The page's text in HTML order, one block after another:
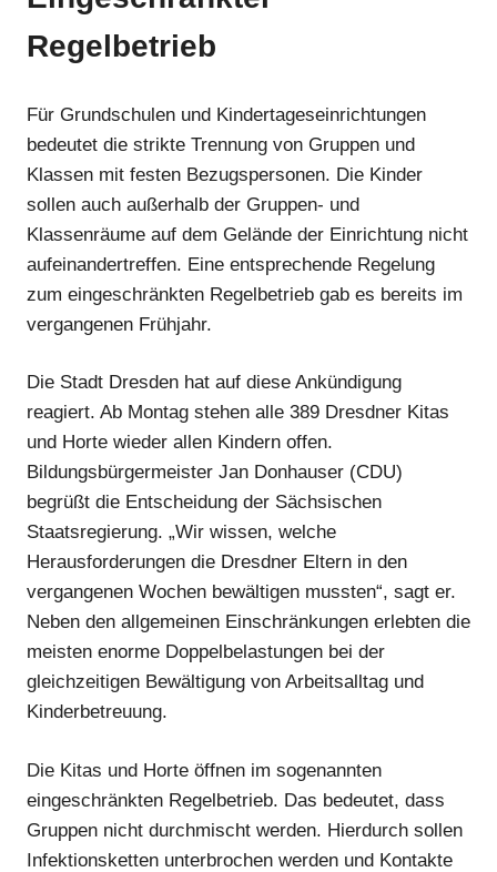
Anzeige
Anzeige
Anzeige
Anzeige
Anzeige
Regelbetrieb
Für Grundschulen und Kindertageseinrichtungen
bedeutet die strikte Trennung von Gruppen und
Klassen mit festen Bezugspersonen. Die Kinder
sollen auch außerhalb der Gruppen- und
Klassenräume auf dem Gelände der Einrichtung nicht
aufeinandertreffen. Eine entsprechende Regelung
zum eingeschränkten Regelbetrieb gab es bereits im
vergangenen Frühjahr.
Die Stadt Dresden hat auf diese Ankündigung
reagiert. Ab Montag stehen alle 389 Dresdner Kitas
und Horte wieder allen Kindern offen.
Bildungsbürgermeister Jan Donhauser (CDU)
begrüßt die Entscheidung der Sächsischen
Staatsregierung. „Wir wissen, welche
Herausforderungen die Dresdner Eltern in den
vergangenen Wochen bewältigen mussten“, sagt er.
Neben den allgemeinen Einschränkungen erlebten die
meisten enorme Doppelbelastungen bei der
gleichzeitigen Bewältigung von Arbeitsalltag und
Kinderbetreuung.
Die Kitas und Horte öffnen im sogenannten
eingeschränkten Regelbetrieb. Das bedeutet, dass
Gruppen nicht durchmischt werden. Hierdurch sollen
Infektionsketten unterbrochen werden und Kontakte